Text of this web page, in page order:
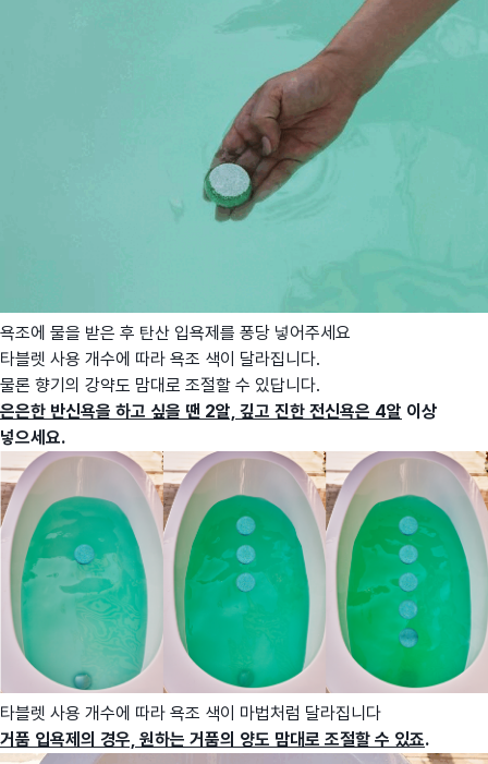
욕조에 물을 받은 후 탄산 입욕제를 퐁당 넣어주세요
타블렛 사용 개수에 따라 욕조 색이 달라집니다.
물론 향기의 강약도 맘대로 조절할 수 있답니다.
은은한 반신욕을 하고 싶을 땐 2알, 깊고 진한 전신욕은 4알 이상
넣으세요.
타블렛 사용 개수에 따라 욕조 색이 마법처럼 달라집니다
거품 입욕제의 경우, 원하는 거품의 양도 맘대로 조절할 수 있죠.